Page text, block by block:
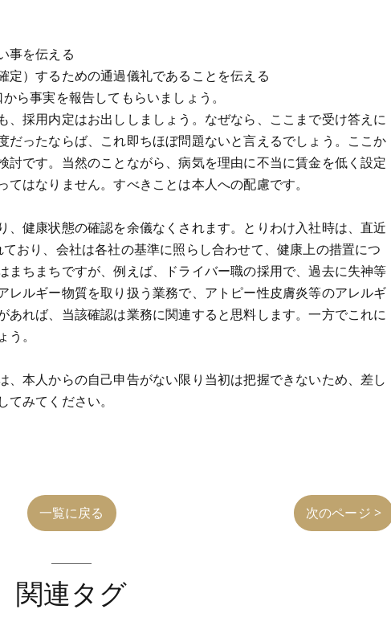
事を伝える
定）するための通過儀礼であることを伝える
ら事実を報告してもらいましょう。
採用内定はお出ししましょう。なぜなら、ここまで受け答えに
だったならば、これ即ちほぼ問題ないと言えるでしょう。ここか
討です。当然のことながら、病気を理由に不当に賃金を低く設定
はなりません。すべきことは本人への配慮です。
健康状態の確認を余儀なくされます。とりわけ入社時は、直近
おり、会社は各社の基準に照らし合わせて、健康上の措置につ
まちまちですが、例えば、ドライバー職の採用で、過去に失神等
レルギー物質を取り扱う業務で、アトピー性皮膚炎等のアレルギ
あれば、当該確認は業務に関連すると思料します。一方でこれに
。
本人からの自己申告がない限り当初は把握できないため、差し
みてください。
一覧に戻る 次のページ >
関連タグ